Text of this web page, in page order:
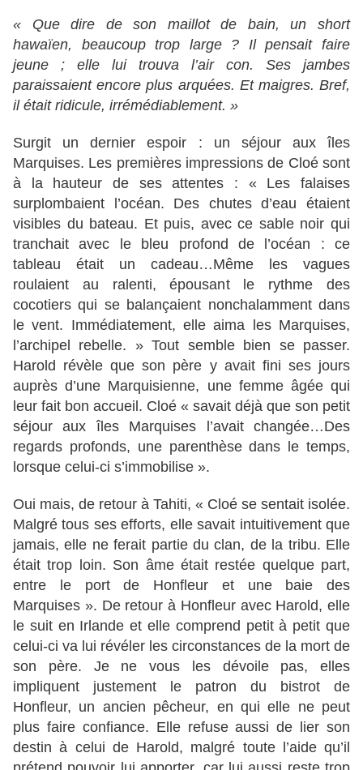
« Que dire de son maillot de bain, un short
hawaïen, beaucoup trop large ? Il pensait faire
jeune ; elle lui trouva l’air con. Ses jambes
paraissaient encore plus arquées. Et maigres. Bref,
il était ridicule, irrémédiablement. »
Surgit un dernier espoir : un séjour aux îles
Marquises. Les premières impressions de Cloé sont
à la hauteur de ses attentes : « Les falaises
surplombaient l’océan. Des chutes d’eau étaient
visibles du bateau. Et puis, avec ce sable noir qui
tranchait avec le bleu profond de l’océan : ce
tableau était un cadeau…Même les vagues
roulaient au ralenti, épousant le rythme des
cocotiers qui se balançaient nonchalamment dans
le vent. Immédiatement, elle aima les Marquises,
l’archipel rebelle. » Tout semble bien se passer.
Harold révèle que son père y avait fini ses jours
auprès d’une Marquisienne, une femme âgée qui
leur fait bon accueil. Cloé « savait déjà que son petit
séjour aux îles Marquises l’avait changée…Des
regards profonds, une parenthèse dans le temps,
lorsque celui-ci s’immobilise ».
Oui mais, de retour à Tahiti, « Cloé se sentait isolée.
Malgré tous ses efforts, elle savait intuitivement que
jamais, elle ne ferait partie du clan, de la tribu. Elle
était trop loin. Son âme était restée quelque part,
entre le port de Honfleur et une baie des
Marquises ». De retour à Honfleur avec Harold, elle
le suit en Irlande et elle comprend petit à petit que
celui-ci va lui révéler les circonstances de la mort de
son père. Je ne vous les dévoile pas, elles
impliquent justement le patron du bistrot de
Honfleur, un ancien pêcheur, en qui elle ne peut
plus faire confiance. Elle refuse aussi de lier son
destin à celui de Harold, malgré toute l’aide qu’il